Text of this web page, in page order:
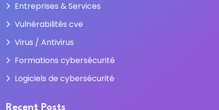
Entreprises & Services
Vulnérabilités cve
Virus / Antivirus
Formations cybersécurité
Logiciels de cybersécurité
Recent Posts